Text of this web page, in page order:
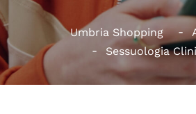
Umbria Shopping
Sessuologia